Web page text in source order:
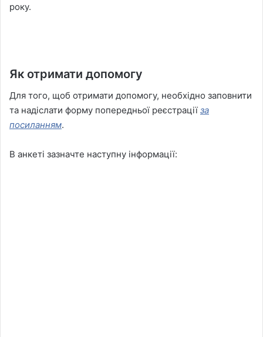
року.
Як отримати допомогу
Для того, щоб отримати допомогу, необхідно заповнити
та надіслати форму попередньої реєстрації за
посиланням.
В анкеті зазначте наступну інформації: